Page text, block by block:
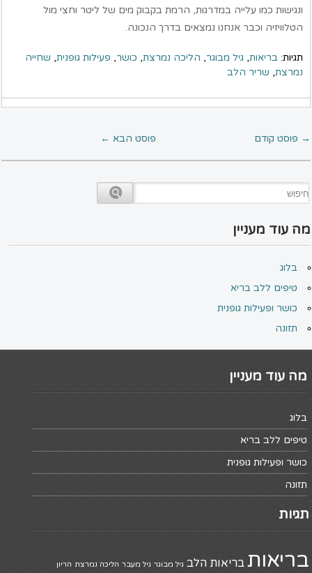
ונגישות כמו עלייה במדרגות, הרמת בקבוק מים של ליטר וחצי מול
הטלוויזיה וכבר אנחנו נמצאים בדרך הנכונה.
תגיות:בריאות, גיל מבוגר, הליכה נמרצת, כושר, פעילות גופנית, שחייה
נמרצת, שריר הלב
פוסט הבא ← → פוסט קודם
מה עוד מעניין
בלוג
טיפים ללב בריא
כושר ופעילות גופנית
תזונה
מה עוד מעניין
בלוג
טיפים ללב בריא
כושר ופעילות גופנית
תזונה
תגיות
בריאות בריאות הלב גיל מבוגר גיל מעבר הליכה נמרצת הריון